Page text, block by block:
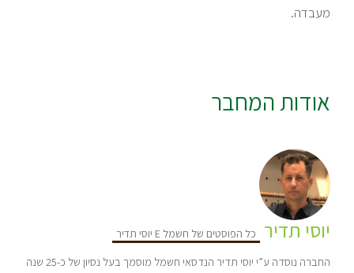
מעבדה.
אודות המחבר
יוסי תדיר כל הפוסטים של חשמל E יוסי תדיר
החברה נוסדה ע”י יוסי תדיר הנדסאי חשמל מוסמך בעל נסיון של כ-25 שנה